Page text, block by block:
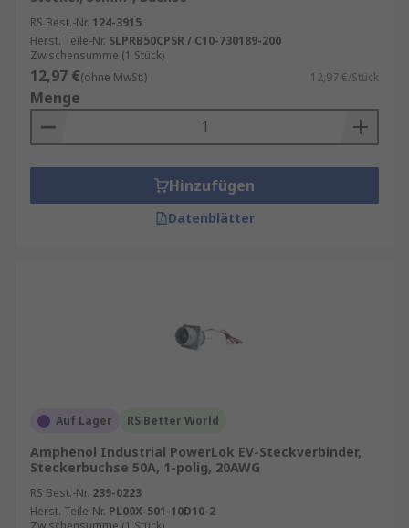
RS Best.-Nr. 124-3915
Herst. Teile-Nr. SLPRB50CPSR / C10-730189-200
Zwischensumme (1 Stück)
12,97 €(ohne MwSt.) 12,97 €/Stück
Menge
Hinzufügen
Datenblätter
Auf Lager RS Better World
Amphenol Industrial PowerLok EV-Steckverbinder,
Steckerbuchse 50A, 1-polig, 20AWG
RS Best.-Nr. 239-0223
Herst. Teile-Nr. PL00X-501-10D10-2